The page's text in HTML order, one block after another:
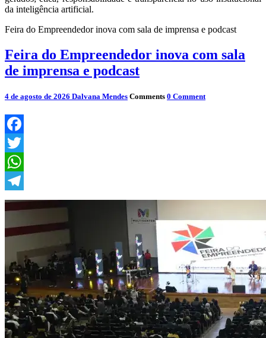
da inteligência artificial.
Feira do Empreendedor inova com sala de imprensa e podcast
Feira do Empreendedor inova com sala
de imprensa e podcast
4 de agosto de 2026 Dalvana Mendes Comments 0 Comment
Facebook
Twitter
WhatsApp
Telegram